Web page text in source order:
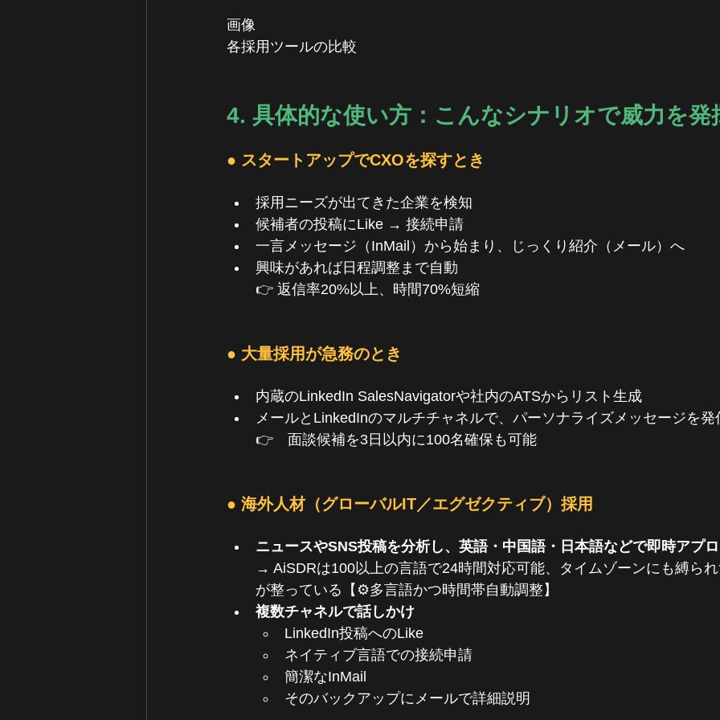
画像
各採用ツールの比較
4. 具体的な使い方：こんなシナリオで威力を発
● スタートアップでCXOを探すとき
採用ニーズが出てきた企業を検知
候補者の投稿にLike → 接続申請
一言メッセージ（InMail）から始まり、じっくり紹介（メール）へ
興味があれば日程調整まで自動
👉 返信率20%以上、時間70%短縮
● 大量採用が急務のとき
内蔵のLinkedIn SalesNavigatorや社内のATSからリスト生成
メールとLinkedInのマルチチャネルで、パーソナライズメッセージを発
👉　面談候補を3日以内に100名確保も可能
● 海外人材（グローバルIT／エグゼクティブ）採用
ニュースやSNS投稿を分析し、英語・中国語・日本語などで即時アプ
→ AiSDRは100以上の言語で24時間対応可能、タイムゾーンにも縛ら
が整っている【⚙️多言語かつ時間帯自動調整】
複数チャネルで話しかけ
LinkedIn投稿へのLike
ネイティブ言語での接続申請
簡潔なInMail
そのバックアップにメールで詳細説明